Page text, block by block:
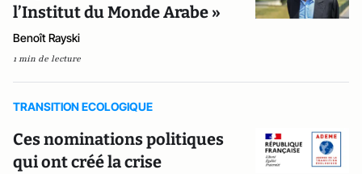
l’Institut du Monde Arabe »
Benoît Rayski
1 min de lecture
TRANSITION ECOLOGIQUE
Ces nominations politiques
qui ont créé la crise